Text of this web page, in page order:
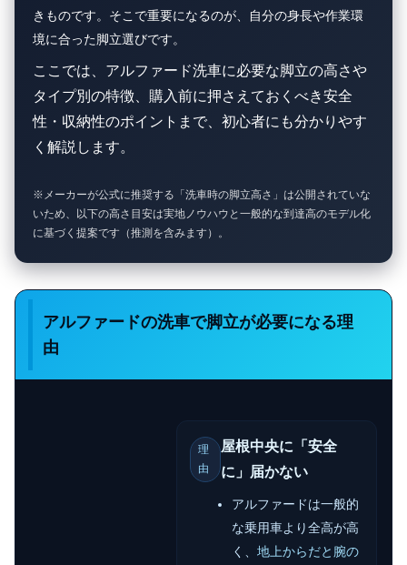
きものです。そこで重要になるのが、自分の身長や作業環
境に合った脚立選びです。
ここでは、アルファード洗車に必要な脚立の高さや
タイプ別の特徴、購入前に押さえておくべき安全
性・収納性のポイントまで、初心者にも分かりやす
く解説します。
※メーカーが公式に推奨する「洗車時の脚立高さ」は公開されていな
いため、以下の高さ目安は実地ノウハウと一般的な到達高のモデル化
に基づく提案です（推測を含みます）。
アルファードの洗車で脚立が必要になる理
由
理
由
屋根中央に「安全
に」届かない
アルファードは一般的
な乗用車より全高が高
く、地上からだと腕の